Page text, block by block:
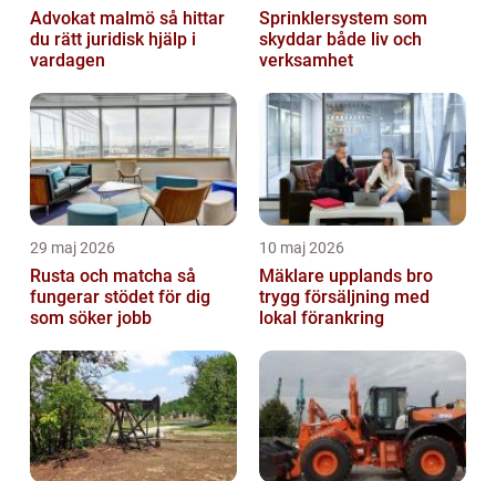
Advokat malmö så hittar
du rätt juridisk hjälp i
vardagen
Sprinklersystem som
skyddar både liv och
verksamhet
29 maj 2026
Rusta och matcha så
fungerar stödet för dig
som söker jobb
10 maj 2026
Mäklare upplands bro
trygg försäljning med
lokal förankring